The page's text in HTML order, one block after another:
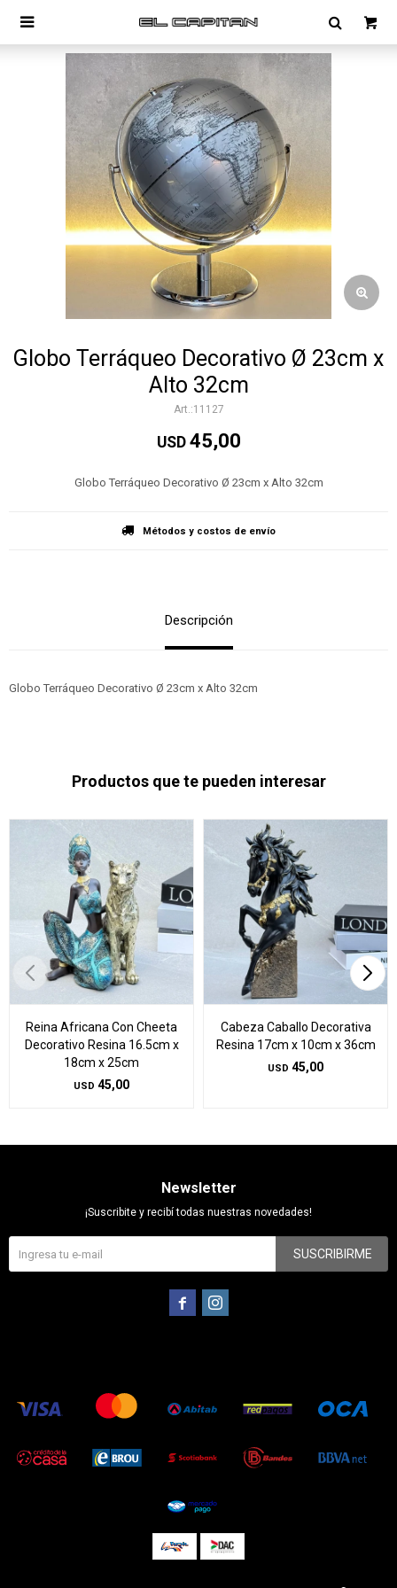

Globo Terráqueo Decorativo Ø 23cm x
Alto 32cm
11127
USD 45,00
Globo Terráqueo Decorativo Ø 23cm x Alto 32cm
Métodos y costos de envío
Descripción
Globo Terráqueo Decorativo Ø 23cm x Alto 32cm
Productos que te pueden interesar
Reina Africana Con Cheeta
Decorativo Resina 16.5cm x
18cm x 25cm
USD 45,00
Cabeza Caballo Decorativa
Resina 17cm x 10cm x 36cm
USD 45,00
Newsletter
¡Suscribite y recibí todas nuestras novedades!
SUSCRIBIRME
 